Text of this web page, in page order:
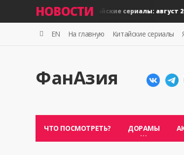
НОВОСТИ
Дорамы Новые тайские сериалы: август 2026
EN На главную Китайские сериалы
ФанАзия
ЧТО ПОСМОТРЕТЬ? ДОРАМЫ